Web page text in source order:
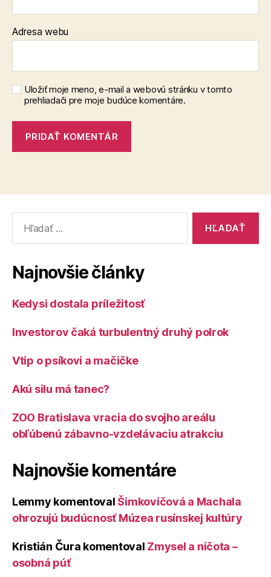
Adresa webu
Uložiť moje meno, e-mail a webovú stránku v tomto
prehliadači pre moje budúce komentáre.
Najnovšie články
Kedysi dostala príležitosť
Investorov čaká turbulentný druhý polrok
Vtip o psíkovi a mačičke
Akú silu má tanec?
ZOO Bratislava vracia do svojho areálu
obľúbenú zábavno-vzdelávaciu atrakciu
Najnovšie komentáre
Lemmy komentoval Šimkovičová a Machala
ohrozujú budúcnosť Múzea rusínskej kultúry
Kristián Čura komentoval Zmysel a ničota –
osobná púť